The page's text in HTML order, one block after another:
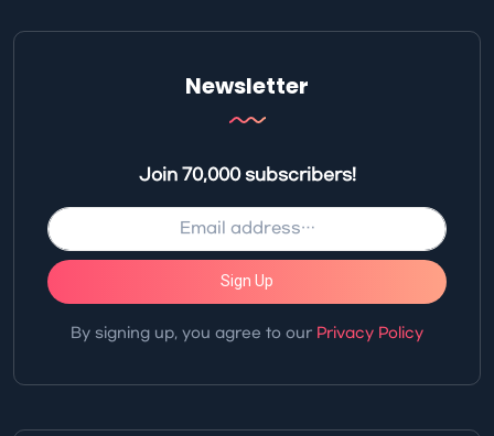
Newsletter
Join 70,000 subscribers!
Sign Up
By signing up, you agree to our Privacy Policy